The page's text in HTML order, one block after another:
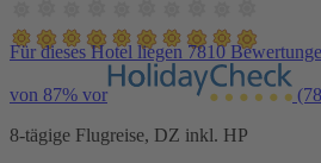
Für dieses Hotel liegen 7810
von 87% vor
8-tägige Flugreise, DZ inkl. HP